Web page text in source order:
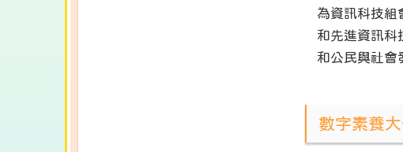
為資訊科技組
和先進資訊科
和公民與社會
數字素養